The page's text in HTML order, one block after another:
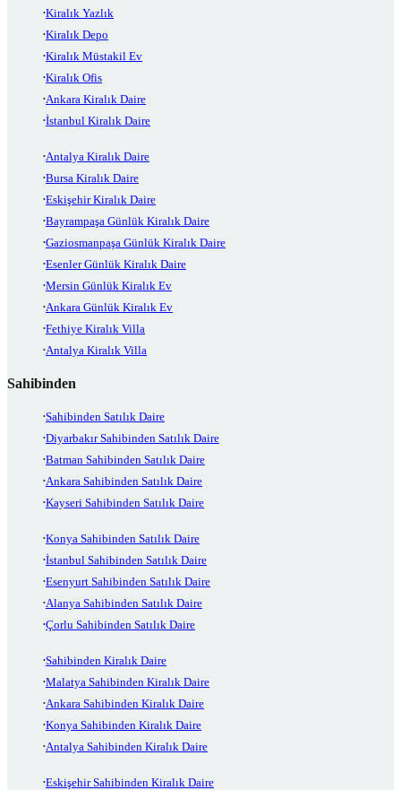
Kiralık Yazlık
Kiralık Depo
Kiralık Müstakil Ev
Kiralık Ofis
Ankara Kiralık Daire
İstanbul Kiralık Daire
Antalya Kiralık Daire
Bursa Kiralık Daire
Eskişehir Kiralık Daire
Bayrampaşa Günlük Kiralık Daire
Gaziosmanpaşa Günlük Kiralık Daire
Esenler Günlük Kiralık Daire
Mersin Günlük Kiralık Ev
Ankara Günlük Kiralık Ev
Fethiye Kiralık Villa
Antalya Kiralık Villa
Sahibinden
Sahibinden Satılık Daire
Diyarbakır Sahibinden Satılık Daire
Batman Sahibinden Satılık Daire
Ankara Sahibinden Satılık Daire
Kayseri Sahibinden Satılık Daire
Konya Sahibinden Satılık Daire
İstanbul Sahibinden Satılık Daire
Esenyurt Sahibinden Satılık Daire
Alanya Sahibinden Satılık Daire
Çorlu Sahibinden Satılık Daire
Sahibinden Kiralık Daire
Malatya Sahibinden Kiralık Daire
Ankara Sahibinden Kiralık Daire
Konya Sahibinden Kiralık Daire
Antalya Sahibinden Kiralık Daire
Eskişehir Sahibinden Kiralık Daire